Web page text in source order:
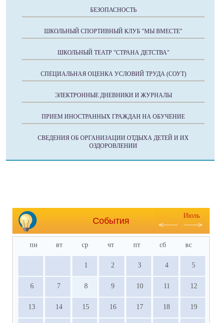
БЕЗОПАСНОСТЬ
ШКОЛЬНЫЙ СПОРТИВНЫЙ КЛУБ "МЫ ВМЕСТЕ"
ШКОЛЬНЫЙ ТЕАТР "СТРАНА ДЕТСТВА"
СПЕЦИАЛЬНАЯ ОЦЕНКА УСЛОВИЙ ТРУДА (СОУТ)
ЭЛЕКТРОННЫЕ ДНЕВНИКИ И ЖУРНАЛЫ
ПРИЕМ ИНОСТРАННЫХ ГРАЖДАН НА ОБУЧЕНИЕ
СВЕДЕНИЯ ОБ ОРГАНИЗАЦИИ ОТДЫХА ДЕТЕЙ И ИХ
ОЗДОРОВЛЕНИИ
События
Июль
пн вт ср чт пт сб вс
1 2 3 4 5
6 7 8 9 10 11 12
13 14 15 16 17 18 19